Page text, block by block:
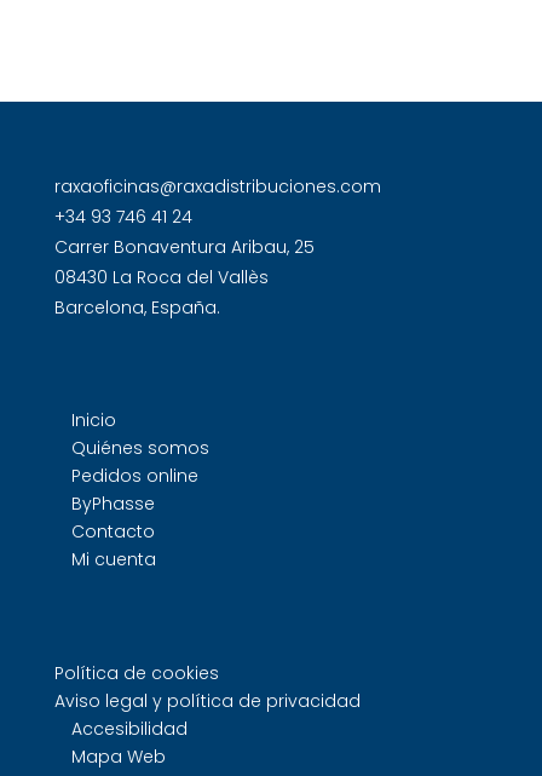
raxaoficinas@raxadistribuciones.com
+34 93 746 41 24
Carrer Bonaventura Aribau, 25
08430 La Roca del Vallès
Barcelona, España.
Inicio
Quiénes somos
Pedidos online
ByPhasse
Contacto
Mi cuenta
Política de cookies
Aviso legal y política de privacidad
Accesibilidad
Mapa Web